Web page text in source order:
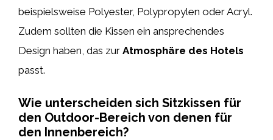
beispielsweise Polyester, Polypropylen oder Acryl.
Zudem sollten die Kissen ein ansprechendes
Design haben, das zur Atmosphäre des Hotels
passt.
Wie unterscheiden sich Sitzkissen für
den Outdoor-Bereich von denen für
den Innenbereich?